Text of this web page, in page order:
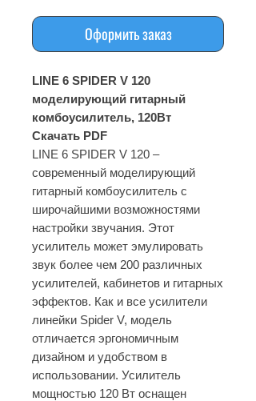
Оформить заказ
LINE 6 SPIDER V 120
моделирующий гитарный
комбоусилитель, 120Вт
Скачать PDF
LINE 6 SPIDER V 120 –
современный моделирующий
гитарный комбоусилитель с
широчайшими возможностями
настройки звучания. Этот
усилитель может эмулировать
звук более чем 200 различных
усилителей, кабинетов и гитарных
эффектов. Как и все усилители
линейки Spider V, модель
отличается эргономичным
дизайном и удобством в
использовании. Усилитель
мощностью 120 Вт оснащен